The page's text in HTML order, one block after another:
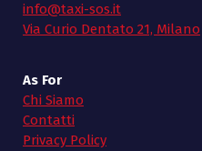
info@taxi-sos.it
Via Curio Dentato 21, Milano
As For
Chi Siamo
Contatti
Privacy Policy